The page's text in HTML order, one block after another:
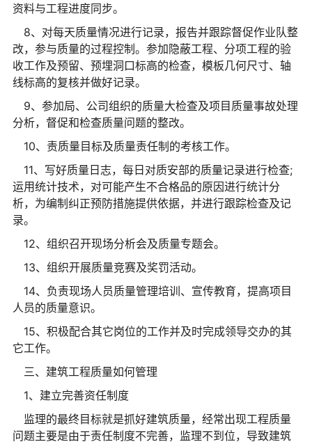
资料与工程进度同步。
8、对每天质量情况进行记录，报告并跟踪督促作业队整
改，参与质量的过程控制。参加隐蔽工程、分项工程的验
收工作及预留、预埋洞口标高的检查，模板几何尺寸、轴
线标高的复核并做好记录。
9、参加局、公司组织的质量大检查及项目质量事故处理
分析，督促和检查质量问题的整改。
10、责质量目标及质量责任制的考核工作。
11、写好质量日志，每日对质安部的质量记录进行检查;
运用统计技术，对可能产生不合格品的原因进行统计分
析，为编制纠正预防措施提供依据，并进行跟踪检查及记
录。
12、组织召开现场分析会及质量专题会。
13、组织开展质量竞赛及奖罚活动。
14、负责现场人员质量管理培训、宣传教育，提高项目
人员的质量意识。
15、积极配合其它岗位的工作并及时完成领导交办的其
它工作。
三、建筑工程质量如何管理
1、建立完善资任制度
监理的最终目标就是抓好建筑质量，经常出现工程质量
问题主要是由于责任制度不完善，监理不到位，导致建筑